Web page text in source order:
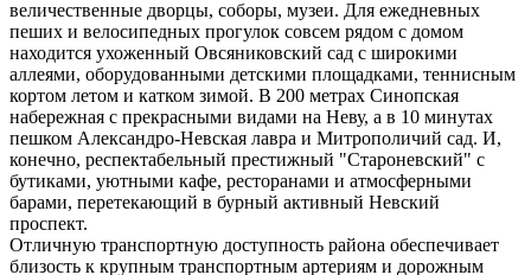
величественные дворцы, соборы, музеи. Для ежедневных
пеших и велосипедных прогулок совсем рядом с домом
находится ухоженный Овсяниковский сад с широкими
аллеями, оборудованными детскими площадками, теннисным
кортом летом и катком зимой. В 200 метрах Синопская
набережная с прекрасными видами на Неву, а в 10 минутах
пешком Александро-Невская лавра и Митрополичий сад. И,
конечно, респектабельный престижный "Староневский" с
бутиками, уютными кафе, ресторанами и атмосферными
барами, перетекающий в бурный активный Невский
проспект.
Отличную транспортную доступность района обеспечивает
близость к крупным транспортным артериям и дорожным